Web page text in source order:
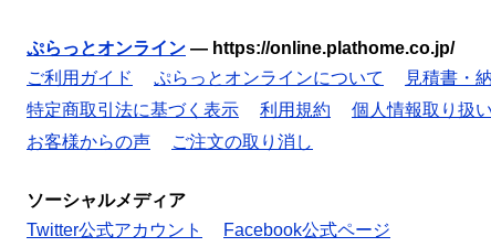
ぷらっとオンライン — https://online.plathome.co.jp/
ご利用ガイド
ぷらっとオンラインについて 見積書・
特定商取引法に基づく表示
利用規約 個人情報取り扱
お客様からの声
ご注文の取り消し
ソーシャルメディア
Twitter公式アカウント
Facebook公式ページ